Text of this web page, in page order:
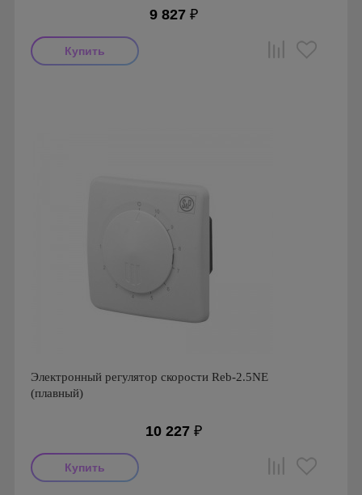
9 827 ₽
Электронный регулятор скорости Reb-2.5NE
(плавный)
10 227 ₽